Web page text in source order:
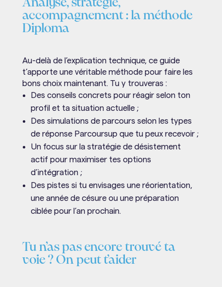
Analyse, stratégie,
accompagnement : la méthode
Diploma
Au-delà de l’explication technique, ce guide
t’apporte une véritable méthode pour faire les
bons choix maintenant. Tu y trouveras :
Des conseils concrets pour réagir selon ton
profil et ta situation actuelle ;
Des simulations de parcours selon les types
de réponse Parcoursup que tu peux recevoir ;
Un focus sur la stratégie de désistement
actif pour maximiser tes options
d’intégration ;
Des pistes si tu envisages une réorientation,
une année de césure ou une préparation
ciblée pour l’an prochain.
Tu n’as pas encore trouvé ta
voie ? On peut t’aider